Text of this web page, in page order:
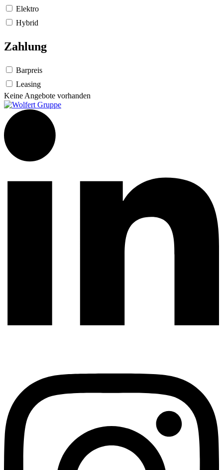
Elektro
Hybrid
Zahlung
Barpreis
Leasing
Keine Angebote vorhanden